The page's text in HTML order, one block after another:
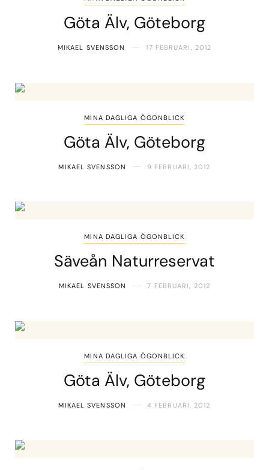
Göta Älv, Göteborg
MIKAEL SVENSSON 17 FEBRUARI, 2012
MINA DAGLIGA ÖGONBLICK
Göta Älv, Göteborg
MIKAEL SVENSSON 9 FEBRUARI, 2012
MINA DAGLIGA ÖGONBLICK
Säveån Naturreservat
MIKAEL SVENSSON 7 FEBRUARI, 2012
MINA DAGLIGA ÖGONBLICK
Göta Älv, Göteborg
MIKAEL SVENSSON 4 FEBRUARI, 2012